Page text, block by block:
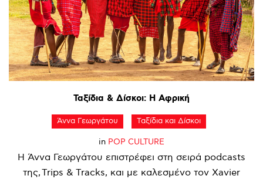
Ταξίδια & Δίσκοι: Η Αφρική
Άννα Γεωργάτου Ταξίδια και Δίσκοι
in POP CULTURE
Η Άννα Γεωργάτου επιστρέφει στη σειρά podcasts
της, Trips & Tracks, και με καλεσμένο τον Xavier